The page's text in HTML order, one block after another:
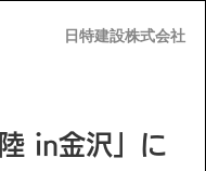
日特建設株式会社
日特建設株式会社
in金沢」に